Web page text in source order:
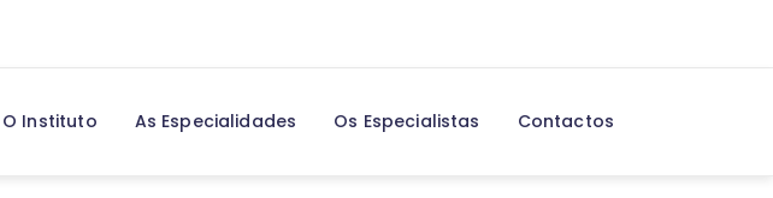
O Instituto As Especialidades Os Especialistas Contactos